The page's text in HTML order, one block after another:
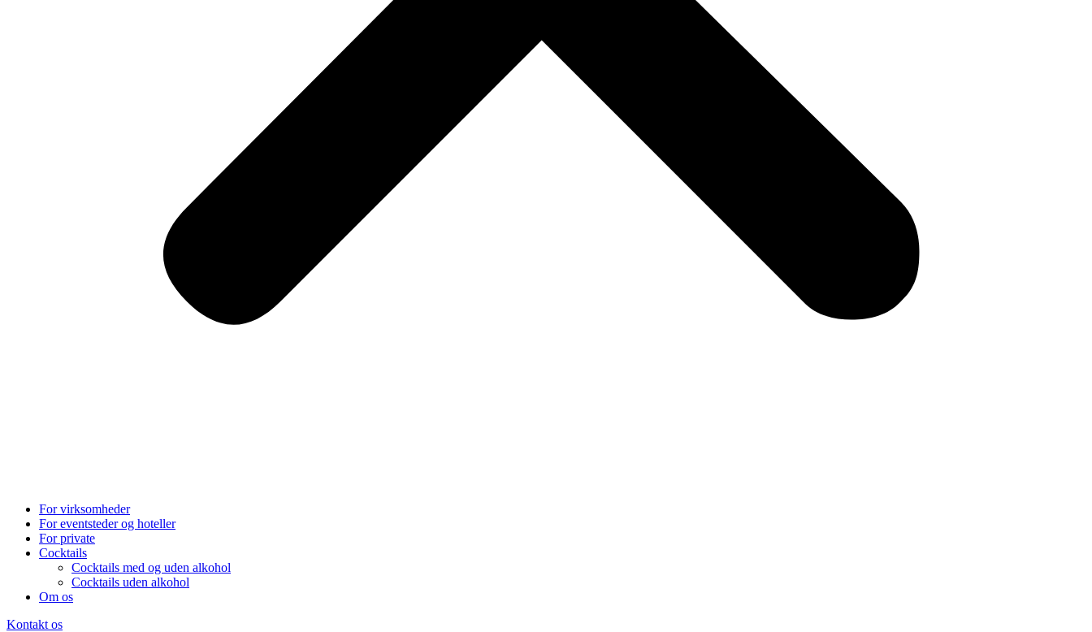
For virksomheder
For eventsteder og hoteller
For private
Cocktails
Cocktails med og uden alkohol
Cocktails uden alkohol
Om os
Kontakt os